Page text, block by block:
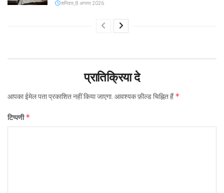
शनिवार, 8 अगस्त 2026
प्रातिक्रिया दे
आपका ईमेल पता प्रकाशित नहीं किया जाएगा. आवश्यक फ़ील्ड चिह्नित हैं*
टिप्पणी*